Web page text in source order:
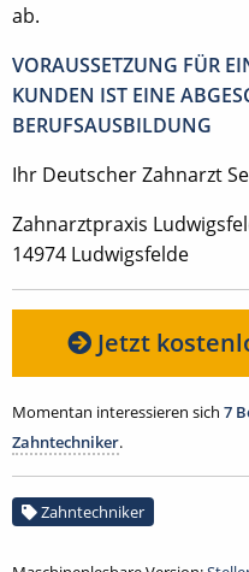
ab.
VORAUSSETZUNG FÜR
KUNDEN IST EINE
BERUFSAUSBILDUNG
Ihr Deutscher Zahnarzt
Zahnarztpraxis
14974 Ludwigsfelde
Jetzt
Momentan interessieren sich 7
Zahntechniker.
Zahntechniker